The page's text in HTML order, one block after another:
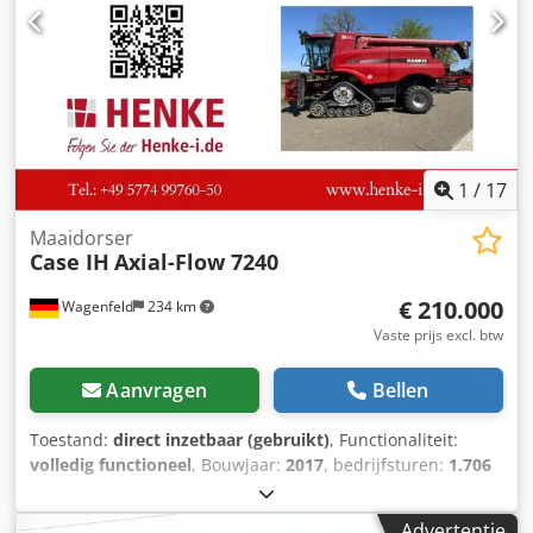
Case Bender / rugvormmachine Werkbreedte: ca. 600 mm
Instelbare roldraad Stabiele gietijzeren constructie
Elektrische aandrijving Werktafel Staat: gebruikt
Toepassingen: productie van hardcover boeken,
boekbinderijen, drukkerijen, grafische bedrijven, productie
van albums, catalogi en omslagen.
1 / 17
Wagenfeld 234 km
Maaidorser
Case IH Axial-Flow 7240
€ 210.000
Vaste prijs excl. btw
Aanvragen Bellen
Toestand: direct inzetbaar (gebruikt), Functionaliteit:
volledig functioneel, Bouwjaar: 2017, bedrijfsturen: 1.706
366 kW (497,62 pk)
maximale snelheid:30 km/h, eerste registratie:07/2017,